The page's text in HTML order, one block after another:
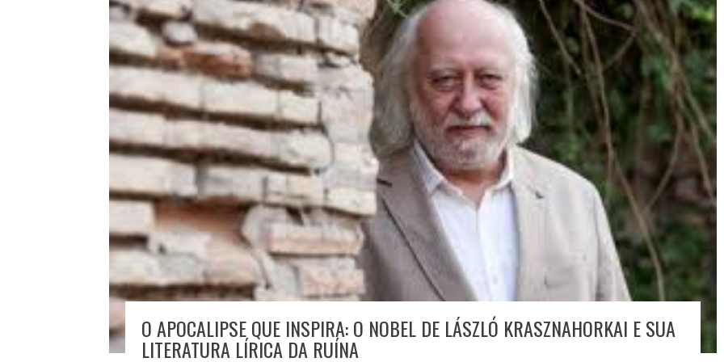
O APOCALIPSE QUE INSPIRA: O NOBEL DE LÁSZLÓ KRASZNAHORKAI E SUA
LITERATURA LÍRICA DA RUÍNA